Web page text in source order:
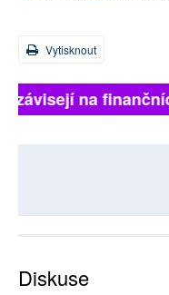
Vytisknout
na
Diskuse